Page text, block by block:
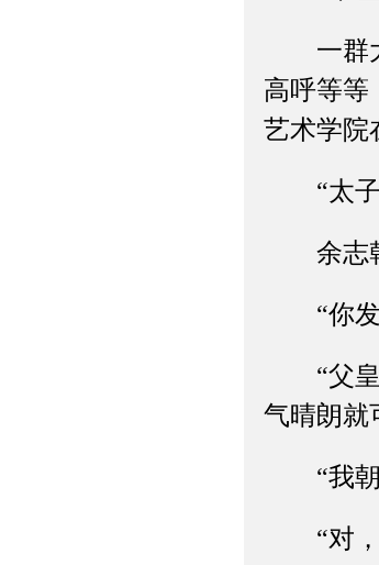
一群大
高呼等等
艺术学院
“太子
余志乾
“你发
“父皇
气晴朗就
“我朝
“对，